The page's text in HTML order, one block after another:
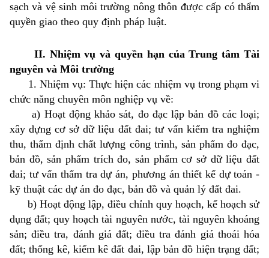
sạch và vệ sinh môi trường nông thôn được cấp có thẩm
quyền giao theo quy định pháp luật.
II. Nhiệm vụ và quyền hạn của Trung tâm Tài
nguyên và Môi trường
1. Nhiệm vụ: Thực hiện các nhiệm vụ trong phạm vi
chức năng chuyên môn nghiệp vụ về:
a) Hoạt động khảo sát, đo đạc lập bản đồ các loại;
xây dựng cơ sở dữ liệu đất đai; tư vấn kiểm tra nghiệm
thu, thẩm định chất lượng công trình, sản phẩm đo đạc,
bản đồ, sản phẩm trích đo, sản phẩm cơ sở dữ liệu đất
đai; tư vấn thẩm tra dự án, phương án thiết kế dự toán -
kỹ thuật các dự án đo đạc, bản đồ và quản lý đất đai.
b) Hoạt động lập, điều chỉnh quy hoạch, kế hoạch sử
dụng đất; quy hoạch tài nguyên nước, tài nguyên khoáng
sản; điều tra, đánh giá đất; điều tra đánh giá thoái hóa
đất; thống kê, kiểm kê đất đai, lập bản đồ hiện trạng đất;